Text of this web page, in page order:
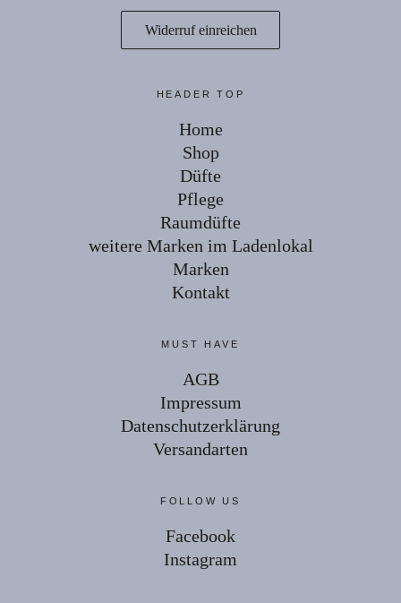
Widerruf einreichen
HEADER TOP
Home
Shop
Düfte
Pflege
Raumdüfte
weitere Marken im Ladenlokal
Marken
Kontakt
MUST HAVE
AGB
Impressum
Datenschutzerklärung
Versandarten
FOLLOW US
Facebook
Instagram